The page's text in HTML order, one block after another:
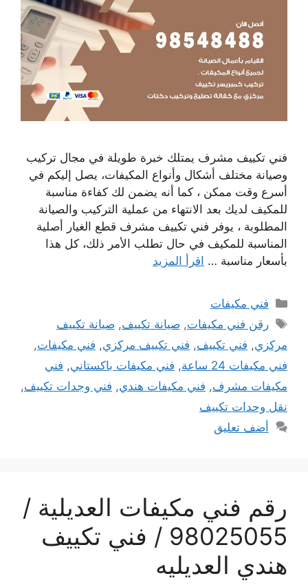
فني تكييف مشرف يمتلك خبرة طويلة في مجال تركيب
وصيانة مختلف أشكال وأنواع المكيفات، يصل إليكم في
أسرع وقت ممكن ، كما أنه يضمن لك كفاءة مناسبة
للمكيف لديك بعد الانتهاء من عملية التركيب والصيانة
المطلوبة ، يوفر فني تكييف مشرف قطع الغيار أصلية
المناسبة للمكيف في حال تطلب الأمر ذلك، كل هذا
بأسعار مناسبة … اقرأ المزيد
التصنيفات
فني مكيفات
الوسوم
رقن فني مكيفات,صيانة تكييف,صيانة تكييف
مركزي, فني تكييف, فني تكييف مركزي, فني مكيفات,
فني مكيفات 24 ساعة
, فني مكيفات باكستاني, فني
مكيفات مشرف, فني مكيفات هندي, فني وجدات تكييف,
نقل وحدات تكييف
أضف تعليق
رقم فني مكيفات العديلية /
98025055 / فني تكييف
هندي العديليه